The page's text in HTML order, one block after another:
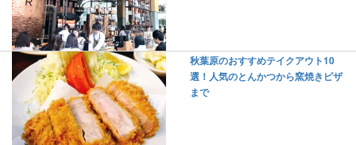
秋葉原のおすすめテイクアウト10
選！人気のとんかつから窯焼きピザ
まで